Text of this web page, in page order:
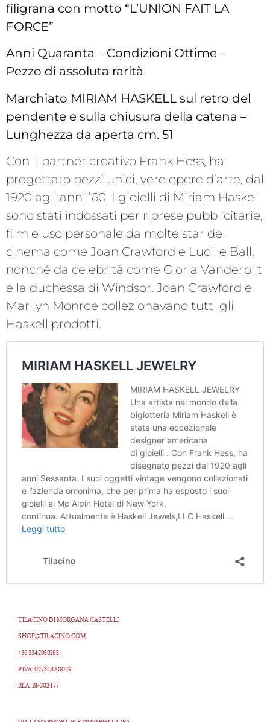
filigrana con motto “L’UNION FAIT LA
FORCE”
Anni Quaranta – Condizioni Ottime –
Pezzo di assoluta rarità
Marchiato MIRIAM HASKELL sul retro del
pendente e sulla chiusura della catena –
Lunghezza da aperta cm. 51
Con il partner creativo Frank Hess, ha
progettato pezzi unici, vere opere d’arte, dal
1920 agli anni ’60. I gioielli di Miriam Haskell
sono stati indossati per riprese pubblicitarie,
film e uso personale da molte star del
cinema come Joan Crawford e Lucille Ball,
nonché da celebrità come Gloria Vanderbilt
e la duchessa di Windsor. Joan Crawford e
Marilyn Monroe collezionavano tutti gli
Haskell prodotti.
TILACINO DI MORGANA CASTELLI
SHOP@TILACINO.COM
+39 3342959185
P.IVA: 02734480029
REA: BI-302477